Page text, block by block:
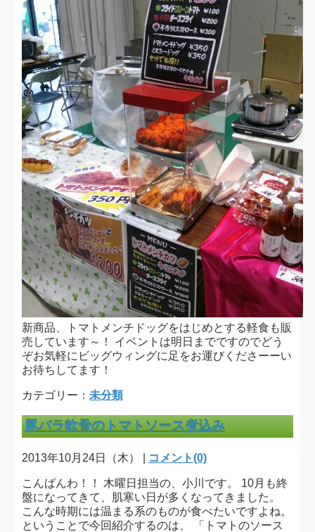
新商品、トマトメンチドッグをはじめとする軽食も販
売しています～！ イベントは明日までですのでどう
ぞお気軽にビッグウィングに足をお運びくださーーい
お待ちしてます！
カテゴリー： 未分類
豚バラ軟骨のトマトソース煮込み
2013年10月24日（木） | コメント(0)
こんばんわ！！ 木曜日担当の、小川です。 10月も終
盤になってきて、肌寒い日が多くなってきました。
こんな時期には温まる系のものが食べたいですよね。
ということで今回紹介するのは、 「トマトのソース